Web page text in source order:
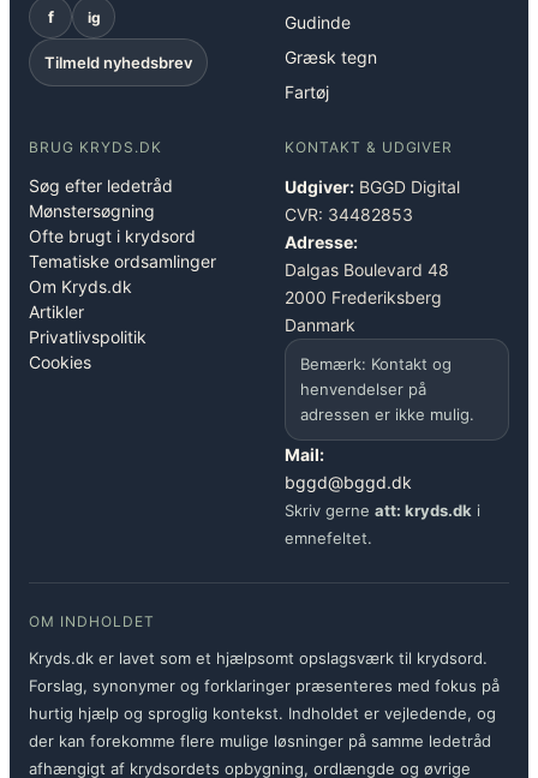
f ig
Tilmeld nyhedsbrev
Gudinde
Græsk tegn
Fartøj
BRUG KRYDS.DK
Søg efter ledetråd
Mønstersøgning
Ofte brugt i krydsord
Tematiske ordsamlinger
Om Kryds.dk
Artikler
Privatlivspolitik
Cookies
KONTAKT & UDGIVER
Udgiver: BGGD Digital
CVR: 34482853
Adresse:
Dalgas Boulevard 48
2000 Frederiksberg
Danmark
Bemærk: Kontakt og
henvendelser på
adressen er ikke mulig.
Mail:
bggd@bggd.dk
Skriv gerne att: kryds.dk i
emnefeltet.
OM INDHOLDET
Kryds.dk er lavet som et hjælpsomt opslagsværk til krydsord.
Forslag, synonymer og forklaringer præsenteres med fokus på
hurtig hjælp og sproglig kontekst. Indholdet er vejledende, og
der kan forekomme flere mulige løsninger på samme ledetråd
afhængigt af krydsordets opbygning, ordlængde og øvrige